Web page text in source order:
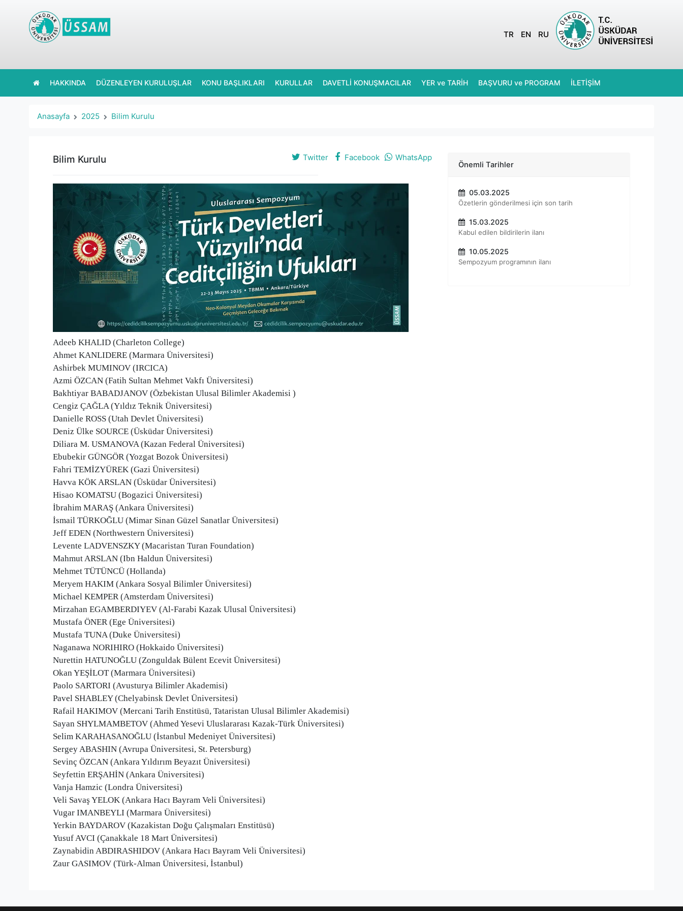
TR EN RU
HAKKINDA DÜZENLEYEN KURULUŞLAR KONU BAŞLIKLARI KURULLAR DAVETLİ KONUŞMACILAR YER ve TARİH BAŞVURU ve PROGRAM İLETİŞİM
Anasayfa 2025 Bilim Kurulu
Bilim Kurulu Twitter Facebook WhatsApp
Adeeb KHALID (Charleton College)
Ahmet KANLIDERE (Marmara Üniversitesi)
Ashirbek MUMINOV (IRCICA)
Azmi ÖZCAN (Fatih Sultan Mehmet Vakfı Üniversitesi)
Bakhtiyar BABADJANOV (Özbekistan Ulusal Bilimler Akademisi )
Cengiz ÇAĞLA (Yıldız Teknik Üniversitesi)
Danielle ROSS (Utah Devlet Üniversitesi)
Deniz Ülke SOURCE (Üsküdar Üniversitesi)
Diliara M. USMANOVA (Kazan Federal Üniversitesi)
Ebubekir GÜNGÖR (Yozgat Bozok Üniversitesi)
Fahri TEMİZYÜREK (Gazi Üniversitesi)
Havva KÖK ARSLAN (Üsküdar Üniversitesi)
Hisao KOMATSU (Bogazici Üniversitesi)
İbrahim MARAŞ (Ankara Üniversitesi)
İsmail TÜRKOĞLU (Mimar Sinan Güzel Sanatlar Üniversitesi)
Jeff EDEN (Northwestern Üniversitesi)
Levente LADVENSZKY (Macaristan Turan Foundation)
Mahmut ARSLAN (Ibn Haldun Üniversitesi)
Mehmet TÜTÜNCÜ (Hollanda)
Meryem HAKIM (Ankara Sosyal Bilimler Üniversitesi)
Michael KEMPER (Amsterdam Üniversitesi)
Mirzahan EGAMBERDIYEV (Al-Farabi Kazak Ulusal Üniversitesi)
Mustafa ÖNER (Ege Üniversitesi)
Mustafa TUNA (Duke Üniversitesi)
Naganawa NORIHIRO (Hokkaido Üniversitesi)
Nurettin HATUNOĞLU (Zonguldak Bülent Ecevit Üniversitesi)
Okan YEŞİLOT (Marmara Üniversitesi)
Paolo SARTORI (Avusturya Bilimler Akademisi)
Pavel SHABLEY (Chelyabinsk Devlet Üniversitesi)
Rafail HAKIMOV (Mercani Tarih Enstitüsü, Tataristan Ulusal Bilimler Akademisi)
Sayan SHYLMAMBETOV (Ahmed Yesevi Uluslararası Kazak-Türk Üniversitesi)
Selim KARAHASANOĞLU (İstanbul Medeniyet Üniversitesi)
Sergey ABASHIN (Avrupa Üniversitesi, St. Petersburg)
Sevinç ÖZCAN (Ankara Yıldırım Beyazıt Üniversitesi)
Seyfettin ERŞAHİN (Ankara Üniversitesi)
Vanja Hamzic (Londra Üniversitesi)
Veli Savaş YELOK (Ankara Hacı Bayram Veli Üniversitesi)
Vugar IMANBEYLI (Marmara Üniversitesi)
Yerkin BAYDAROV (Kazakistan Doğu Çalışmaları Enstitüsü)
Yusuf AVCI (Çanakkale 18 Mart Üniversitesi)
Zaynabidin ABDIRASHIDOV (Ankara Hacı Bayram Veli Üniversitesi)
Zaur GASIMOV (Türk-Alman Üniversitesi, İstanbul)
Önemli Tarihler
05.03.2025
Özetlerin gönderilmesi için son tarih
15.03.2025
Kabul edilen bildirilerin ilanı
10.05.2025
Sempozyum programının ilanı